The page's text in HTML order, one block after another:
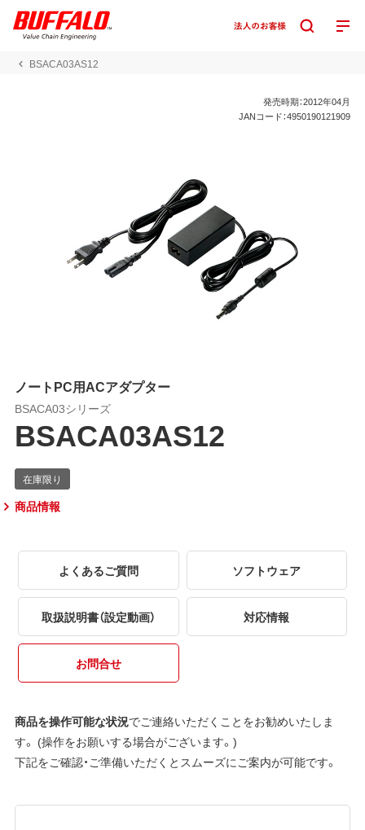
BSACA03AS12
発売時期：2012年04月
JANコード：4950190121909
ノートPC用ACアダプター
BSACA03シリーズ
BSACA03AS12
商品情報
よくあるご質問 ソフトウェア
取扱説明書（設定動画） 対応情報
お問合せ
商品を操作可能な状況でご連絡いただくことをお勧めいたしま
す。 (操作をお願いする場合がございます。)
下記をご確認・ご準備いただくとスムーズにご案内が可能です。